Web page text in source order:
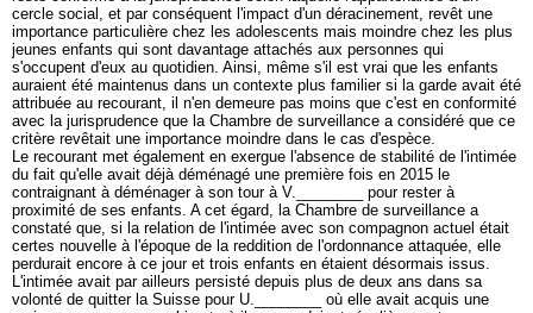
cercle social, et par conséquent l'impact d'un déracinement, revêt une
importance particulière chez les adolescents mais moindre chez les plus
jeunes enfants qui sont davantage attachés aux personnes qui
s'occupent d'eux au quotidien. Ainsi, même s'il est vrai que les enfants
auraient été maintenus dans un contexte plus familier si la garde avait été
attribuée au recourant, il n'en demeure pas moins que c'est en conformité
avec la jurisprudence que la Chambre de surveillance a considéré que ce
critère revêtait une importance moindre dans le cas d'espèce.
Le recourant met également en exergue l'absence de stabilité de l'intimée
du fait qu'elle avait déjà déménagé une première fois en 2015 le
contraignant à déménager à son tour à V.________ pour rester à
proximité de ses enfants. A cet égard, la Chambre de surveillance a
constaté que, si la relation de l'intimée avec son compagnon actuel était
certes nouvelle à l'époque de la reddition de l'ordonnance attaquée, elle
perdurait encore à ce jour et trois enfants en étaient désormais issus.
L'intimée avait par ailleurs persisté depuis plus de deux ans dans sa
volonté de quitter la Suisse pour U.________ où elle avait acquis une